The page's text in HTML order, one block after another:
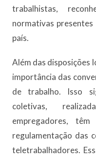
trabalhistas,
normativas
país.
Além das disposições
importância das
de trabalho. Isso
coletivas,
empregadores,
regulamentação das
teletrabalhadores.